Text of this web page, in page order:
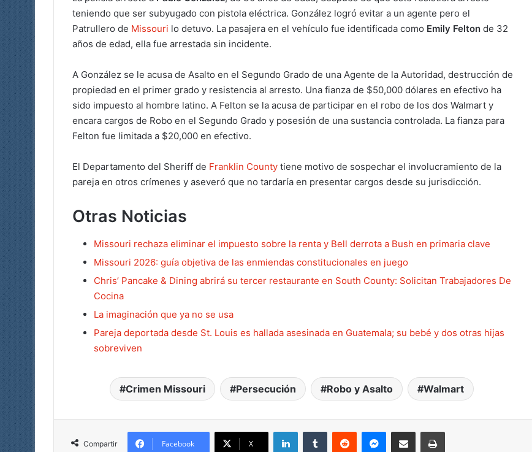
teniendo que ser subyugado con pistola eléctrica. González logró evitar a un agente pero el
Patrullero de Missouri lo detuvo. La pasajera en el vehículo fue identificada como Emily Felton de 32
años de edad, ella fue arrestada sin incidente.
A González se le acusa de Asalto en el Segundo Grado de una Agente de la Autoridad, destrucción de
propiedad en el primer grado y resistencia al arresto. Una fianza de $50,000 dólares en efectivo ha
sido impuesto al hombre latino. A Felton se la acusa de participar en el robo de los dos Walmart y
encara cargos de Robo en el Segundo Grado y posesión de una sustancia controlada. La fianza para
Felton fue limitada a $20,000 en efectivo.
El Departamento del Sheriff de Franklin County tiene motivo de sospechar el involucramiento de la
pareja en otros crímenes y aseveró que no tardaría en presentar cargos desde su jurisdicción.
Otras Noticias
Missouri rechaza eliminar el impuesto sobre la renta y Bell derrota a Bush en primaria clave
Missouri 2026: guía objetiva de las enmiendas constitucionales en juego
Chris’ Pancake & Dining abrirá su tercer restaurante en South County: Solicitan Trabajadores De
Cocina
La imaginación que ya no se usa
Pareja deportada desde St. Louis es hallada asesinada en Guatemala; su bebé y dos otras hijas
sobreviven
Crimen Missouri Persecución Robo y Asalto Walmart
Compartir Facebook X
LinkedInTumblr Reddit MessengerCompartir por correo electrónicoImprimir
Missouri rechaza eliminar el impuesto
sobre la renta y Bell derrota a Bush en
primaria clave
Missouri 2026: guía objetiva de las
enmiendas constitucionales en juego